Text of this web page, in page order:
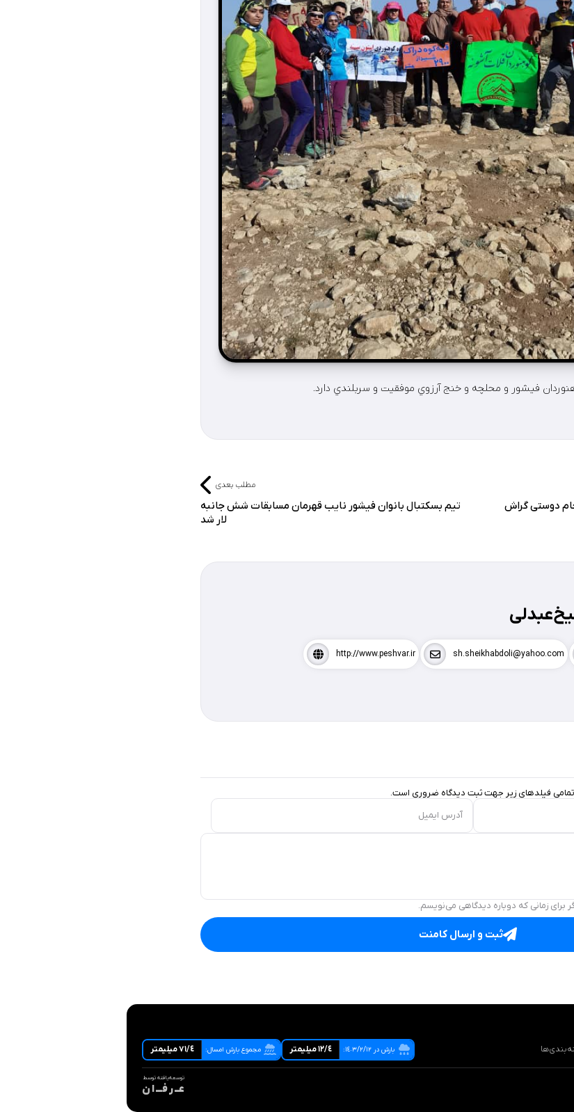
فيشور و محلچه و خنج آرزوي موفقيت و سربلندي دارد.
دوستی گراش
مطلب بعدی
تیم بسکتبال بانوان فیشور نایب قهرمان مسابقات شش جانبه
لار شد
sh.sheikhabdoli@yahoo.com
http://www.peshvar.ir
فیلد‌های زیر جهت ثبت دیدگاه ضروری است.
آدرس ایمیل
برای زمانی که دوباره دیدگاهی می‌نویسم.
ثبت و ارسال کامنت
بارش در ١٤٠٣/٢/١٢: ١٢/٤ ميليمتر مجموع بارش امسال: ٧١/٤ ميليمتر
توسعه‌یافته توسط
عــ ر فـــ ا ن